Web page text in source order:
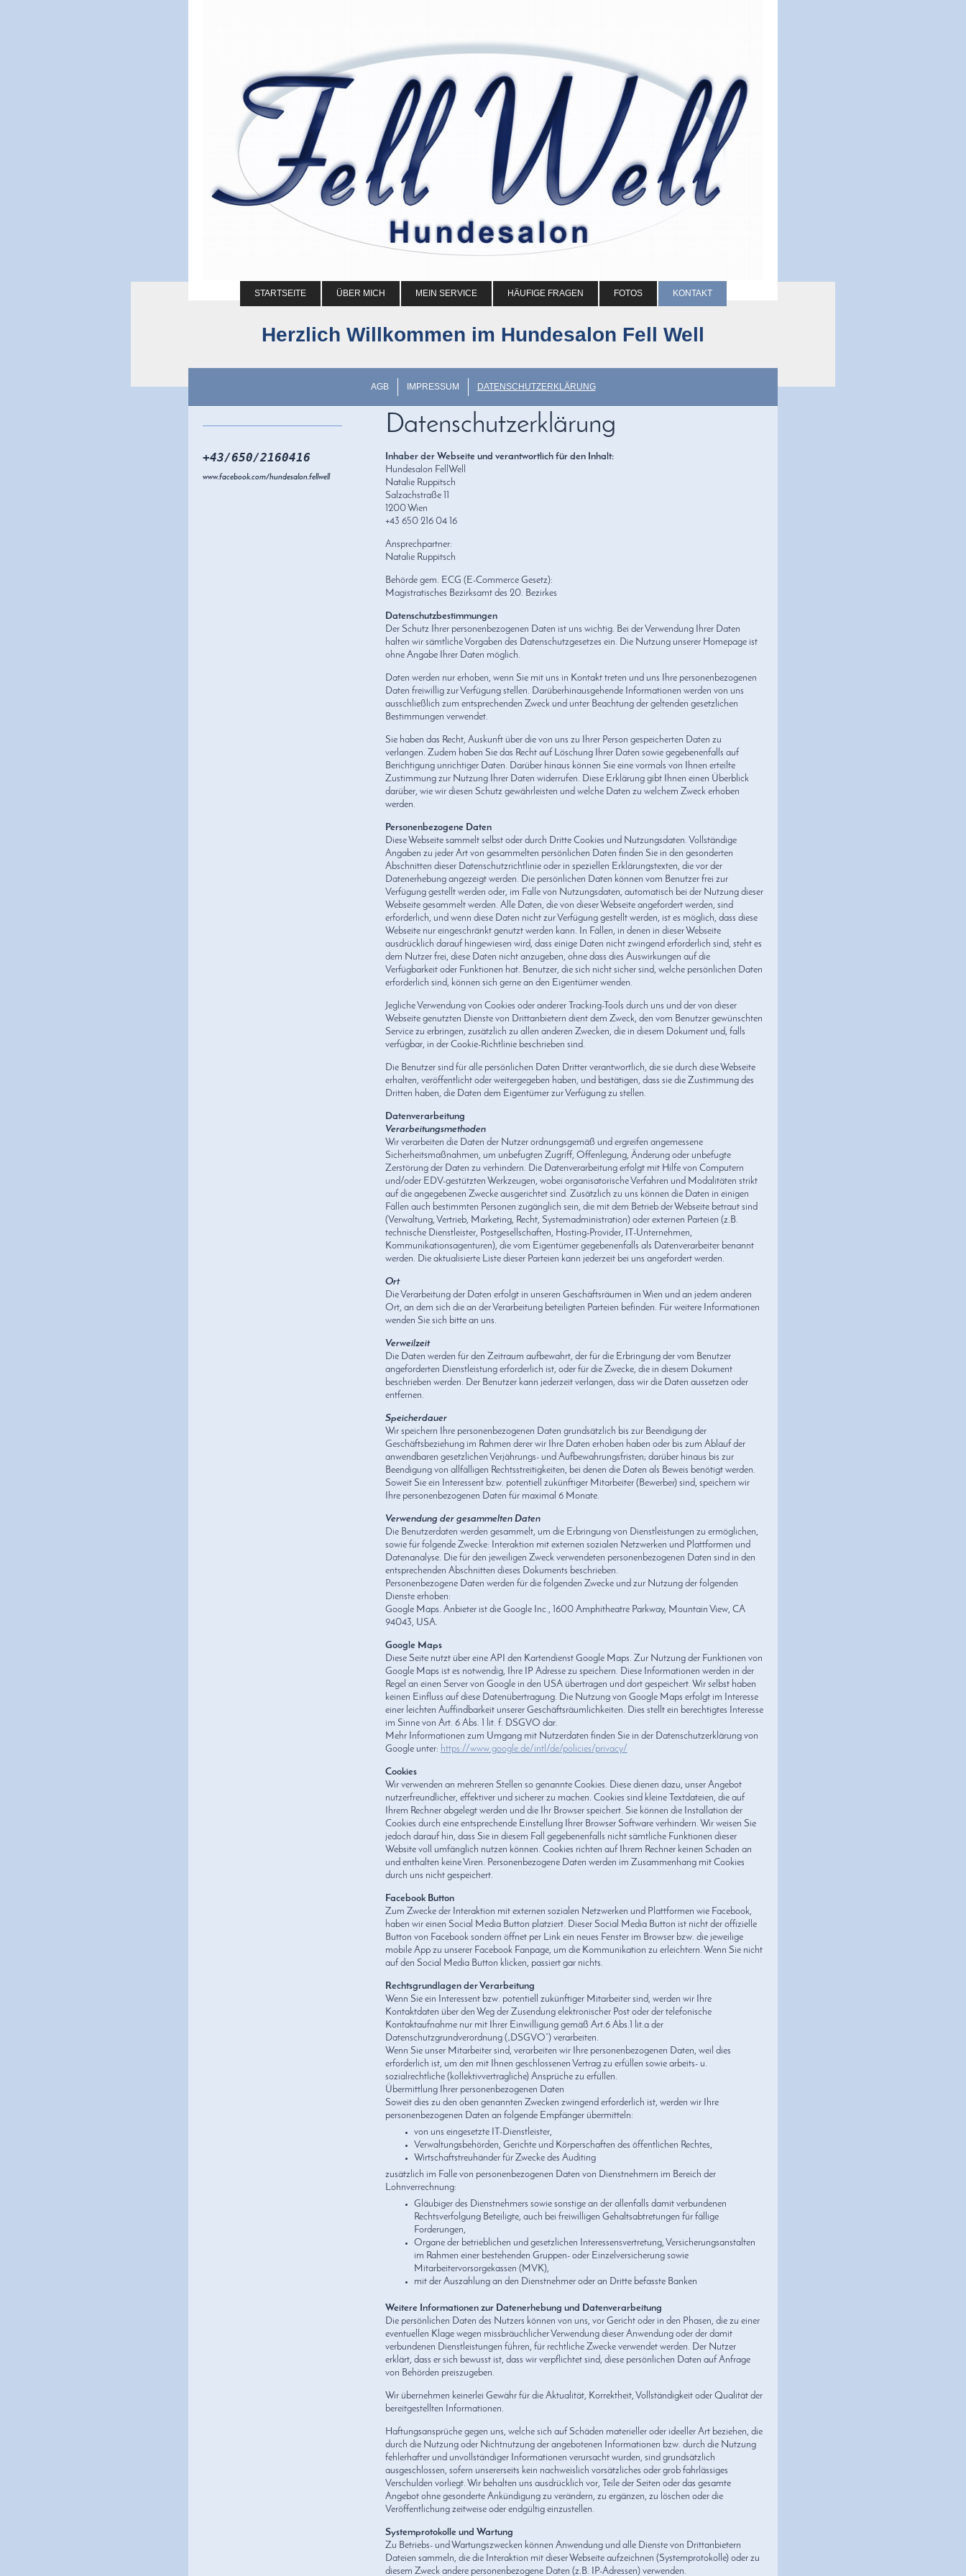
STARTSEITE ÜBER MICH MEIN SERVICE HÄUFIGE FRAGEN FOTOS KONTAKT
Herzlich Willkommen im Hundesalon Fell Well
AGB IMPRESSUM DATENSCHUTZERKLÄRUNG
Datenschutzerklärung
Inhaber der Webseite und verantwortlich für den Inhalt:
Hundesalon FellWell
Natalie Ruppitsch
Salzachstraße 11
1200 Wien
+43 650 216 04 16
Ansprechpartner:
Natalie Ruppitsch
Behörde gem. ECG (E-Commerce Gesetz):
Magistratisches Bezirksamt des 20. Bezirkes
Datenschutzbestimmungen
Der Schutz Ihrer personenbezogenen Daten ist uns wichtig. Bei der Verwendung Ihrer Daten
halten wir sämtliche Vorgaben des Datenschutzgesetzes ein. Die Nutzung unserer Homepage ist
ohne Angabe Ihrer Daten möglich.
Daten werden nur erhoben, wenn Sie mit uns in Kontakt treten und uns Ihre personenbezogenen
Daten freiwillig zur Verfügung stellen. Darüberhinausgehende Informationen werden von uns
ausschließlich zum entsprechenden Zweck und unter Beachtung der geltenden gesetzlichen
Bestimmungen verwendet.
Sie haben das Recht, Auskunft über die von uns zu Ihrer Person gespeicherten Daten zu
verlangen. Zudem haben Sie das Recht auf Löschung Ihrer Daten sowie gegebenenfalls auf
Berichtigung unrichtiger Daten. Darüber hinaus können Sie eine vormals von Ihnen erteilte
Zustimmung zur Nutzung Ihrer Daten widerrufen. Diese Erklärung gibt Ihnen einen Überblick
darüber, wie wir diesen Schutz gewährleisten und welche Daten zu welchem Zweck erhoben
werden.
Personenbezogene Daten
Diese Webseite sammelt selbst oder durch Dritte Cookies und Nutzungsdaten. Vollständige
Angaben zu jeder Art von gesammelten persönlichen Daten finden Sie in den gesonderten
Abschnitten dieser Datenschutzrichtlinie oder in speziellen Erklärungstexten, die vor der
Datenerhebung angezeigt werden. Die persönlichen Daten können vom Benutzer frei zur
Verfügung gestellt werden oder, im Falle von Nutzungsdaten, automatisch bei der Nutzung dieser
Webseite gesammelt werden. Alle Daten, die von dieser Webseite angefordert werden, sind
erforderlich, und wenn diese Daten nicht zur Verfügung gestellt werden, ist es möglich, dass diese
Webseite nur eingeschränkt genutzt werden kann. In Fällen, in denen in dieser Webseite
ausdrücklich darauf hingewiesen wird, dass einige Daten nicht zwingend erforderlich sind, steht es
dem Nutzer frei, diese Daten nicht anzugeben, ohne dass dies Auswirkungen auf die
Verfügbarkeit oder Funktionen hat. Benutzer, die sich nicht sicher sind, welche persönlichen Daten
erforderlich sind, können sich gerne an den Eigentümer wenden.
Jegliche Verwendung von Cookies oder anderer Tracking-Tools durch uns und der von dieser
Webseite genutzten Dienste von Drittanbietern dient dem Zweck, den vom Benutzer gewünschten
Service zu erbringen, zusätzlich zu allen anderen Zwecken, die in diesem Dokument und, falls
verfügbar, in der Cookie-Richtlinie beschrieben sind.
Die Benutzer sind für alle persönlichen Daten Dritter verantwortlich, die sie durch diese Webseite
erhalten, veröffentlicht oder weitergegeben haben, und bestätigen, dass sie die Zustimmung des
Dritten haben, die Daten dem Eigentümer zur Verfügung zu stellen.
Datenverarbeitung
Verarbeitungsmethoden
Wir verarbeiten die Daten der Nutzer ordnungsgemäß und ergreifen angemessene
Sicherheitsmaßnahmen, um unbefugten Zugriff, Offenlegung, Änderung oder unbefugte
Zerstörung der Daten zu verhindern. Die Datenverarbeitung erfolgt mit Hilfe von Computern
und/oder EDV-gestützten Werkzeugen, wobei organisatorische Verfahren und Modalitäten strikt
auf die angegebenen Zwecke ausgerichtet sind. Zusätzlich zu uns können die Daten in einigen
Fällen auch bestimmten Personen zugänglich sein, die mit dem Betrieb der Webseite betraut sind
(Verwaltung, Vertrieb, Marketing, Recht, Systemadministration) oder externen Parteien (z.B.
technische Dienstleister, Postgesellschaften, Hosting-Provider, IT-Unternehmen,
Kommunikationsagenturen), die vom Eigentümer gegebenenfalls als Datenverarbeiter benannt
werden. Die aktualisierte Liste dieser Parteien kann jederzeit bei uns angefordert werden.
Ort
Die Verarbeitung der Daten erfolgt in unseren Geschäftsräumen in Wien und an jedem anderen
Ort, an dem sich die an der Verarbeitung beteiligten Parteien befinden. Für weitere Informationen
wenden Sie sich bitte an uns.
Verweilzeit
Die Daten werden für den Zeitraum aufbewahrt, der für die Erbringung der vom Benutzer
angeforderten Dienstleistung erforderlich ist, oder für die Zwecke, die in diesem Dokument
beschrieben werden. Der Benutzer kann jederzeit verlangen, dass wir die Daten aussetzen oder
entfernen.
Speicherdauer
Wir speichern Ihre personenbezogenen Daten grundsätzlich bis zur Beendigung der
Geschäftsbeziehung im Rahmen derer wir Ihre Daten erhoben haben oder bis zum Ablauf der
anwendbaren gesetzlichen Verjährungs- und Aufbewahrungsfristen; darüber hinaus bis zur
Beendigung von allfälligen Rechtsstreitigkeiten, bei denen die Daten als Beweis benötigt werden.
Soweit Sie ein Interessent bzw. potentiell zukünftiger Mitarbeiter (Bewerber) sind, speichern wir
Ihre personenbezogenen Daten für maximal 6 Monate.
Verwendung der gesammelten Daten
Die Benutzerdaten werden gesammelt, um die Erbringung von Dienstleistungen zu ermöglichen,
sowie für folgende Zwecke: Interaktion mit externen sozialen Netzwerken und Plattformen und
Datenanalyse. Die für den jeweiligen Zweck verwendeten personenbezogenen Daten sind in den
entsprechenden Abschnitten dieses Dokuments beschrieben.
Personenbezogene Daten werden für die folgenden Zwecke und zur Nutzung der folgenden
Dienste erhoben:
Google Maps. Anbieter ist die Google Inc., 1600 Amphitheatre Parkway, Mountain View, CA
94043, USA.
Google Maps
Diese Seite nutzt über eine API den Kartendienst Google Maps. Zur Nutzung der Funktionen von
Google Maps ist es notwendig, Ihre IP Adresse zu speichern. Diese Informationen werden in der
Regel an einen Server von Google in den USA übertragen und dort gespeichert. Wir selbst haben
keinen Einfluss auf diese Datenübertragung. Die Nutzung von Google Maps erfolgt im Interesse
einer leichten Auffindbarkeit unserer Geschäftsräumlichkeiten. Dies stellt ein berechtigtes Interesse
im Sinne von Art. 6 Abs. 1 lit. f. DSGVO dar.
Mehr Informationen zum Umgang mit Nutzerdaten finden Sie in der Datenschutzerklärung von
Google unter: https://www.google.de/intl/de/policies/privacy/
Cookies
Wir verwenden an mehreren Stellen so genannte Cookies. Diese dienen dazu, unser Angebot
nutzerfreundlicher, effektiver und sicherer zu machen. Cookies sind kleine Textdateien, die auf
Ihrem Rechner abgelegt werden und die Ihr Browser speichert. Sie können die Installation der
Cookies durch eine entsprechende Einstellung Ihrer Browser Software verhindern. Wir weisen Sie
jedoch darauf hin, dass Sie in diesem Fall gegebenenfalls nicht sämtliche Funktionen dieser
Website voll umfänglich nutzen können. Cookies richten auf Ihrem Rechner keinen Schaden an
und enthalten keine Viren. Personenbezogene Daten werden im Zusammenhang mit Cookies
durch uns nicht gespeichert.
Facebook Button
Zum Zwecke der Interaktion mit externen sozialen Netzwerken und Plattformen wie Facebook,
haben wir einen Social Media Button platziert. Dieser Social Media Button ist nicht der offizielle
Button von Facebook sondern öffnet per Link ein neues Fenster im Browser bzw. die jeweilige
mobile App zu unserer Facebook Fanpage, um die Kommunikation zu erleichtern. Wenn Sie nicht
auf den Social Media Button klicken, passiert gar nichts.
Rechtsgrundlagen der Verarbeitung
Wenn Sie ein Interessent bzw. potentiell zukünftiger Mitarbeiter sind, werden wir Ihre
Kontaktdaten über den Weg der Zusendung elektronischer Post oder der telefonische
Kontaktaufnahme nur mit Ihrer Einwilligung gemäß Art.6 Abs.1 lit.a der
Datenschutzgrundverordnung („DSGVO“) verarbeiten.
Wenn Sie unser Mitarbeiter sind, verarbeiten wir Ihre personenbezogenen Daten, weil dies
erforderlich ist, um den mit Ihnen geschlossenen Vertrag zu erfüllen sowie arbeits- u.
sozialrechtliche (kollektivvertragliche) Ansprüche zu erfüllen.
Übermittlung Ihrer personenbezogenen Daten
Soweit dies zu den oben genannten Zwecken zwingend erforderlich ist, werden wir Ihre
personenbezogenen Daten an folgende Empfänger übermitteln:
von uns eingesetzte IT-Dienstleister,
Verwaltungsbehörden, Gerichte und Körperschaften des öffentlichen Rechtes,
Wirtschaftstreuhänder für Zwecke des Auditing
zusätzlich im Falle von personenbezogenen Daten von Dienstnehmern im Bereich der
Lohnverrechnung:
Gläubiger des Dienstnehmers sowie sonstige an der allenfalls damit verbundenen
Rechtsverfolgung Beteiligte, auch bei freiwilligen Gehaltsabtretungen für fällige
Forderungen,
Organe der betrieblichen und gesetzlichen Interessensvertretung, Versicherungsanstalten
im Rahmen einer bestehenden Gruppen- oder Einzelversicherung sowie
Mitarbeitervorsorgekassen (MVK),
mit der Auszahlung an den Dienstnehmer oder an Dritte befasste Banken
Weitere Informationen zur Datenerhebung und Datenverarbeitung
Die persönlichen Daten des Nutzers können von uns, vor Gericht oder in den Phasen, die zu einer
eventuellen Klage wegen missbräuchlicher Verwendung dieser Anwendung oder der damit
verbundenen Dienstleistungen führen, für rechtliche Zwecke verwendet werden. Der Nutzer
erklärt, dass er sich bewusst ist, dass wir verpflichtet sind, diese persönlichen Daten auf Anfrage
von Behörden preiszugeben.
Wir übernehmen keinerlei Gewähr für die Aktualität, Korrektheit, Vollständigkeit oder Qualität der
bereitgestellten Informationen.
Haftungsansprüche gegen uns, welche sich auf Schäden materieller oder ideeller Art beziehen, die
durch die Nutzung oder Nichtnutzung der angebotenen Informationen bzw. durch die Nutzung
fehlerhafter und unvollständiger Informationen verursacht wurden, sind grundsätzlich
ausgeschlossen, sofern unsererseits kein nachweislich vorsätzliches oder grob fahrlässiges
Verschulden vorliegt. Wir behalten uns ausdrücklich vor, Teile der Seiten oder das gesamte
Angebot ohne gesonderte Ankündigung zu verändern, zu ergänzen, zu löschen oder die
Veröffentlichung zeitweise oder endgültig einzustellen.
Systemprotokolle und Wartung
Zu Betriebs- und Wartungszwecken können Anwendung und alle Dienste von Drittanbietern
Dateien sammeln, die die Interaktion mit dieser Webseite aufzeichnen (Systemprotokolle) oder zu
diesem Zweck andere personenbezogene Daten (z.B. IP-Adressen) verwenden.
+43/650/2160416
www.facebook.com/hundesalon.fellwell